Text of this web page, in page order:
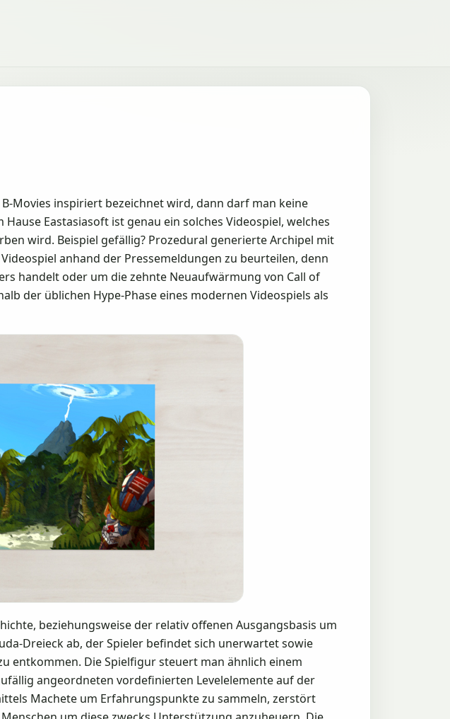
Movies inspiriert bezeichnet wird, dann darf man keine
Eastasiasoft ist genau ein solches Videospiel, welches
wird. Beispiel gefällig? Prozedural generierte Archipel mit
anhand der Pressemeldungen zu beurteilen, denn
handelt oder um die zehnte Neuaufwärmung von Call of
der üblichen Hype-Phase eines modernen Videospiels als
beziehungsweise der relativ offenen Ausgangsbasis um
Dreieck ab, der Spieler befindet sich unerwartet sowie
entkommen. Die Spielfigur steuert man ähnlich einem
angeordneten vordefinierten Levelelemente auf der
Machete um Erfahrungspunkte zu sammeln, zerstört